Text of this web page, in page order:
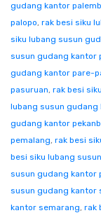
gudang kantor
palopo, rak besi siku
siku lubang susun
susun gudang kantor
gudang kantor pare-
pasuruan, rak besi
lubang susun gudang
gudang kantor
pemalang, rak besi
besi siku lubang
susun gudang kantor
susun gudang kantor
kantor semarang, rak